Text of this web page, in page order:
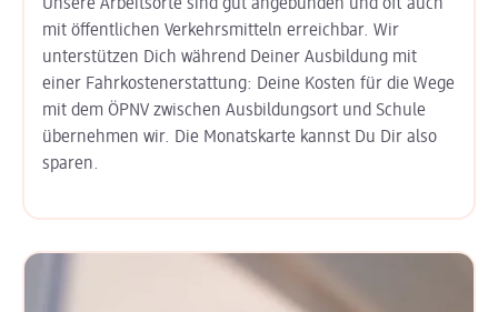
Unsere Arbeitsorte sind gut an­ge­bunden und oft auch
mit öffent­lichen Verkehrs­mitteln erreichbar. Wir
unterstützen Dich während Deiner Aus­bildung mit
einer Fahr­kosten­erstat­tung: Deine Kosten für die Wege
mit dem ÖPNV zwischen Ausbildungs­ort und Schule
übernehmen wir. Die Monats­karte kannst Du Dir also
sparen.